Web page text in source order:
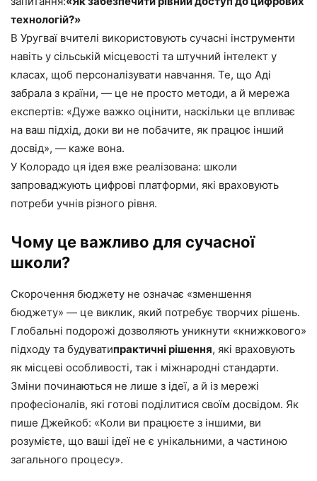
технологій?»
В Уругваї вчителі використовують сучасні інструменти
навіть у сільській місцевості та штучний інтелект у
класах, щоб персоналізувати навчання. Те, що Аді
забрала з країни, — це не просто методи, а й мережа
експертів: «Дуже важко оцінити, наскільки це впливає
на ваш підхід, доки ви не побачите, як працює інший
досвід», — каже вона.
У Колорадо ця ідея вже реалізована: школи
запроваджують цифрові платформи, які враховують
потреби учнів різного рівня.
Чому це важливо для сучасної
школи?
Скорочення бюджету не означає «зменшення
бюджету» — це виклик, який потребує творчих рішень.
Глобальні подорожі дозволяють уникнути «книжкового»
підходу та будуватипрактичні рішення, які враховують
як місцеві особливості, так і міжнародні стандарти.
Зміни починаються не лише з ідеї, а й із мережі
професіоналів, які готові поділитися своїм досвідом. Як
пише Джейкоб: «Коли ви працюєте з іншими, ви
розумієте, що ваші ідеї не є унікальними, а частиною
загального процесу».